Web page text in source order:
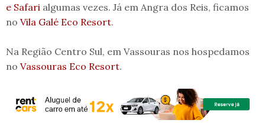
e Safari algumas vezes. Já em Angra dos Reis, ficamos
no Vila Galé Eco Resort.
Na Região Centro Sul, em Vassouras nos hospedamos
no Vassouras Eco Resort.